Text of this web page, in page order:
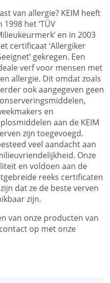
van allergie? KEIM heeft
1998 het ‘TÜV
en in 2003
certificaat ‘Allergiker
gekregen. Een
verf voor mensen met
allergie. Dit omdat zoals
ook aangegeven geen
en
aan de KEIM
zijn toegevoegd.
veel aandacht aan
Onze
en voldoen aan de
reeks certificaten
dat ze de beste verven
zijn.
van onze producten van
op met onze